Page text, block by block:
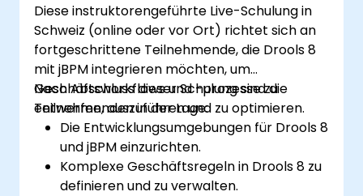
Diese instruktorengeführte Live-Schulung in
Schweiz (online oder vor Ort) richtet sich an
fortgeschrittene Teilnehmende, die Drools 8
mit jBPM integrieren möchten, um
Geschäftsworkflows und -prozesse zu
entwerfen, auszuführen und zu optimieren.
Nach Abschluss dieser Schulung sind die
Teilnehmenden in der Lage:
Die Entwicklungsumgebungen für Drools 8
und jBPM einzurichten.
Komplexe Geschäftsregeln in Drools 8 zu
definieren und zu verwalten.